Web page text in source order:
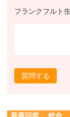
フランクフルト
質問する